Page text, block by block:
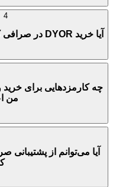
آیا خرید DYOR در صرافی کیف پول من امن است؟
من